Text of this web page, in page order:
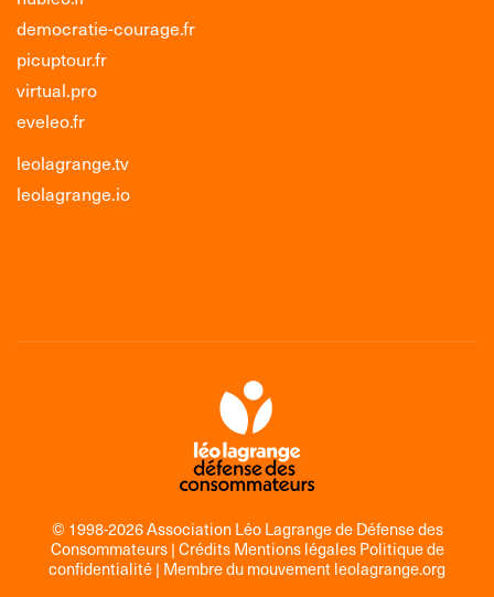
democratie-courage.fr
picuptour.fr
virtual.pro
eveleo.fr
leolagrange.tv
leolagrange.io
© 1998-2026 Association Léo Lagrange de Défense des
Consommateurs |Crédits Mentions légales Politique de
confidentialité| Membre du mouvementleolagrange.org